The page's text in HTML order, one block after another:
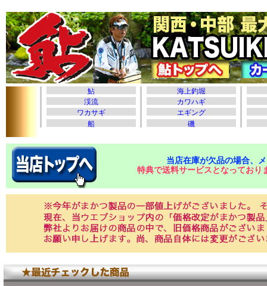
当店在庫が欠品の場合、
特典で送料サービスとなっており